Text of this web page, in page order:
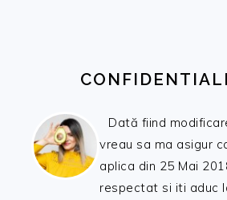
Dată fiind
vreau sa ma asigur
aplica din 25 Mai
respectat si iti aduc